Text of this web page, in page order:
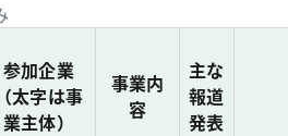
参加企業
（太字は事
業主体）
事業内
容
主な
報道
発表